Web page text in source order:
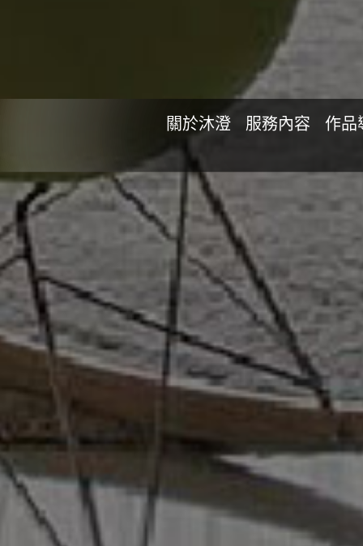
關於沐澄 服務內容 作品